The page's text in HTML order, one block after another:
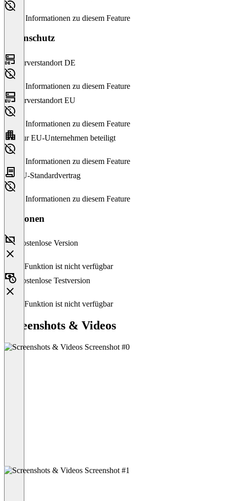
Keine Informationen zu diesem Feature
Datenschutz
Serverstandort DE
Keine Informationen zu diesem Feature
Serverstandort EU
Keine Informationen zu diesem Feature
Nur EU-Unternehmen beteiligt
Keine Informationen zu diesem Feature
EU-Standardvertrag
Keine Informationen zu diesem Feature
Versionen
Kostenlose Version
Diese Funktion ist nicht verfügbar
Kostenlose Testversion
Diese Funktion ist nicht verfügbar
Screenshots & Videos